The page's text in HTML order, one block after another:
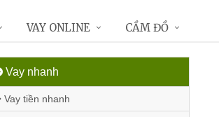
Vay nhanh
Vay tiền nhanh
VAY ONLINE CẦM ĐỒ